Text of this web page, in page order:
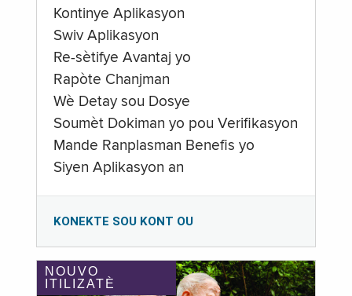
Kontinye Aplikasyon
Swiv Aplikasyon
Re-sètifye Avantaj yo
Rapòte Chanjman
Wè Detay sou Dosye
Soumèt Dokiman yo pou Verifikasyon
Mande Ranplasman Benefis yo
Siyen Aplikasyon an
KONEKTE SOU KONT OU
NOUVO
ITILIZATÈ